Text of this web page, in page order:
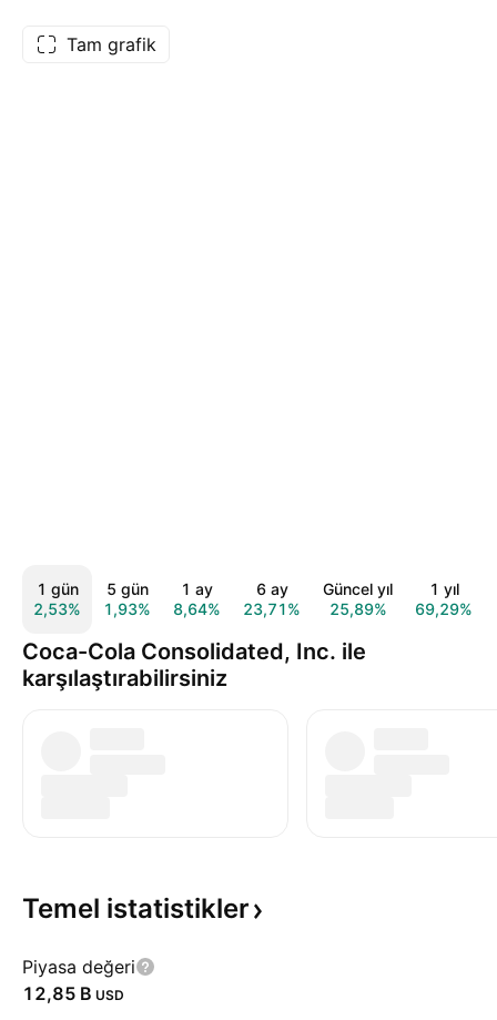
Tam grafik
1 gün
2,53%
5 gün
1,93%
1 ay
8,64%
6 ay
23,71%
Güncel yıl
25,89%
1 yıl
69,29%
Coca-Cola Consolidated, Inc. ile
karşılaştırabilirsiniz
Temel istatistikler
Piyasa değeri
‪12,85 B‬ USD